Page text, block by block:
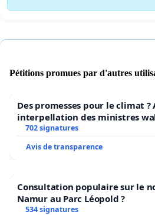
Pétitions promues par d'autres
Des promesses pour le climat
interpellation des ministres
l’environnement.
702 signatures
Avis de transparence
Consultation populaire sur le
Namur au Parc Léopold ?
534 signatures